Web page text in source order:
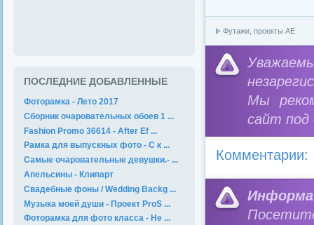
Футажи, проекты АЕ
Мы
сайт под
Комментарии:
ПОСЛЕДНИЕ ДОБАВЛЕННЫЕ
Фоторамка - Лето 2017
Сборник очаровательных обоев 1 ...
Fashion Promo 36614 - After Ef ...
Рамка для выпускных фото - С к ...
Самые очаровательные девушки.- ...
Апельсины - Клипарт
Свадебные фоны / Wedding Backg ...
Музыка моей души - Проект ProS ...
Фоторамка для фото класса - Не ...